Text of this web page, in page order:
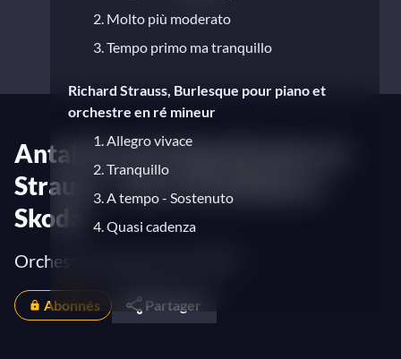
2. Molto più moderato
3. Tempo primo ma tranquillo
Richard Strauss, Burlesque pour piano et
orchestre en ré mineur
1. Allegro vivace
2. Tranquillo
3. A tempo - Sostenuto
4. Quasi cadenza
Antal Doráti dirige Brahms et
Strauss – Avec Paul Badura-
Skoda
Orchestre national de l'ORTF
Abonnés Partager